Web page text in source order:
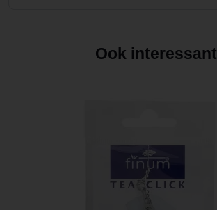
Ook interessant